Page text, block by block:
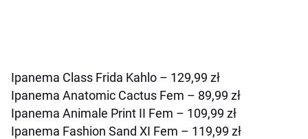
Ipanema Class Frida Kahlo – 129,99 zł
Ipanema Anatomic Cactus Fem – 89,99 zł
Ipanema Animale Print II Fem – 109,99 zł
Ipanema Fashion Sand XI Fem – 119,99 zł